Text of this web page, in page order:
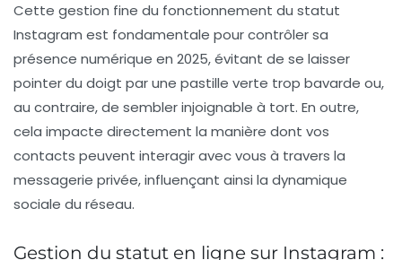
Cette gestion fine du fonctionnement du statut
Instagram est fondamentale pour contrôler sa
présence numérique en 2025, évitant de se laisser
pointer du doigt par une pastille verte trop bavarde ou,
au contraire, de sembler injoignable à tort. En outre,
cela impacte directement la manière dont vos
contacts peuvent interagir avec vous à travers la
messagerie privée, influençant ainsi la dynamique
sociale du réseau.
Gestion du statut en ligne sur Instagram :